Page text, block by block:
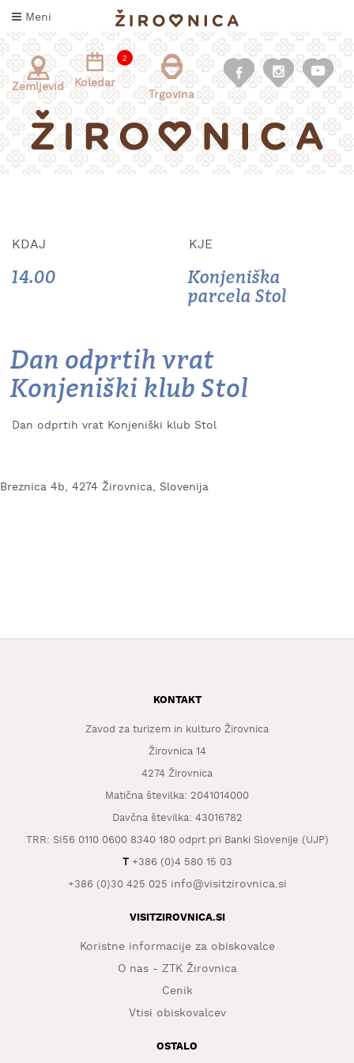
na
Meni
ZA
OBISKOVALCE
KAJ
OKUSITI
SPATI
Zemljevid
2
Koledar
Trgovina
KDAJ
14.00
KJE
Konjeniška
parcela Stol
Dan odprtih vrat
Konjeniški klub Stol
Dan odprtih vrat Konjeniški klub Stol
Breznica 4b, 4274 Žirovnica, Slovenija
KONTAKT
Zavod za turizem in kulturo Žirovnica
Žirovnica 14
4274 Žirovnica
Matična številka: 2041014000
Davčna številka: 43016782
TRR: SI56 0110 0600 8340 180 odprt pri Banki Slovenije (UJP)
T+386 (0)4 580 15 03
+386 (0)30 425 025 info@visitzirovnica.si
VISITZIROVNICA.SI
Koristne informacije za obiskovalce
O nas - ZTK Žirovnica
Cenik
Vtisi obiskovalcev
OSTALO